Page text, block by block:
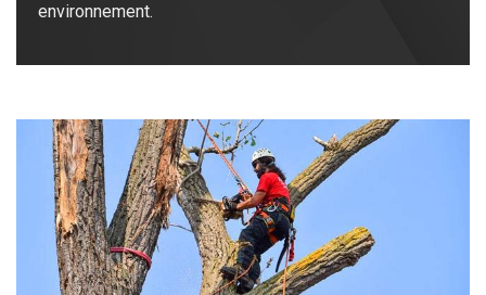
environnement.